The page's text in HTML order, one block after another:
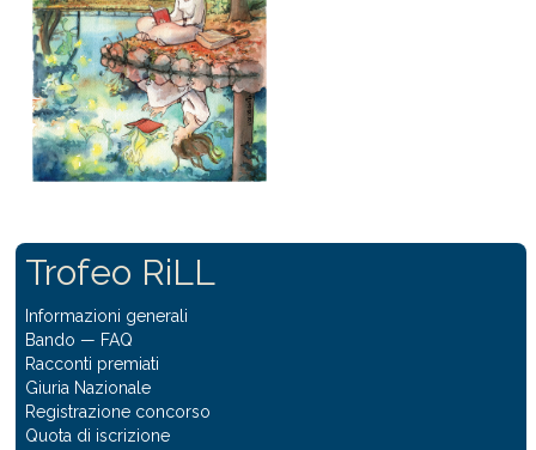
Trofeo RiLL
Informazioni generali
Bando — FAQ
Racconti premiati
Giuria Nazionale
Registrazione concorso
Quota di iscrizione